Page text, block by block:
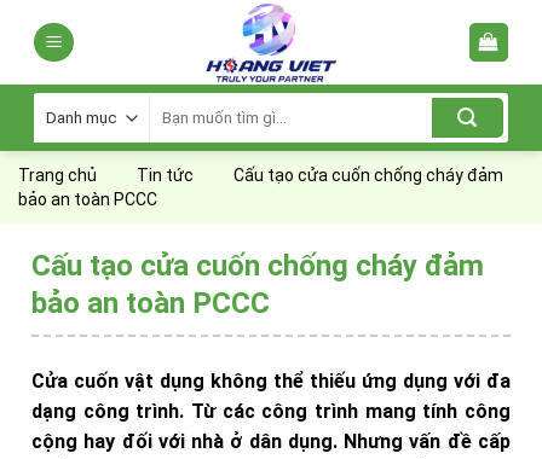
kiếm:
Trang chủ Tin tức
Cấu tạo cửa cuốn chống cháy đảm
bảo an toàn PCCC
Cấu tạo cửa cuốn chống cháy đảm
bảo an toàn PCCC
Cửa cuốn vật dụng không thể thiếu ứng dụng với đa
dạng công trình. Từ các công trình mang tính công
cộng hay đối với nhà ở dân dụng. Nhưng vấn đề cấp